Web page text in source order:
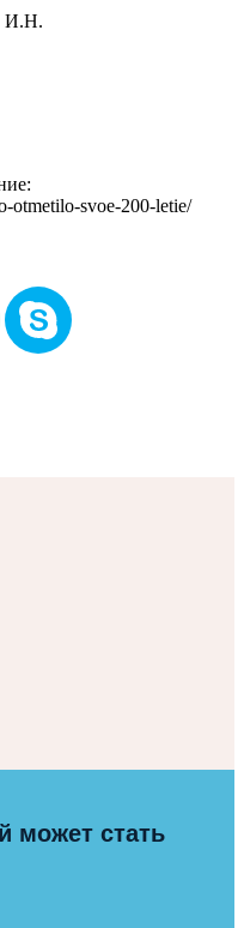
И.Н.
otmetilo-svoe-200-letie/
может стать